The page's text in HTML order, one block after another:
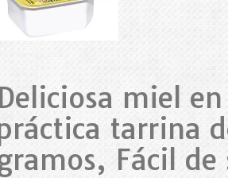
miel
tarrina
Fácil de